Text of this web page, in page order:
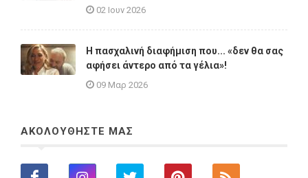
02 Ιουν 2026
Η πασχαλινή διαφήμιση που... «δεν θα σας
αφήσει άντερο από τα γέλια»!
09 Μαρ 2026
ΑΚΟΛΟΥΘΗΣΤΕ ΜΑΣ